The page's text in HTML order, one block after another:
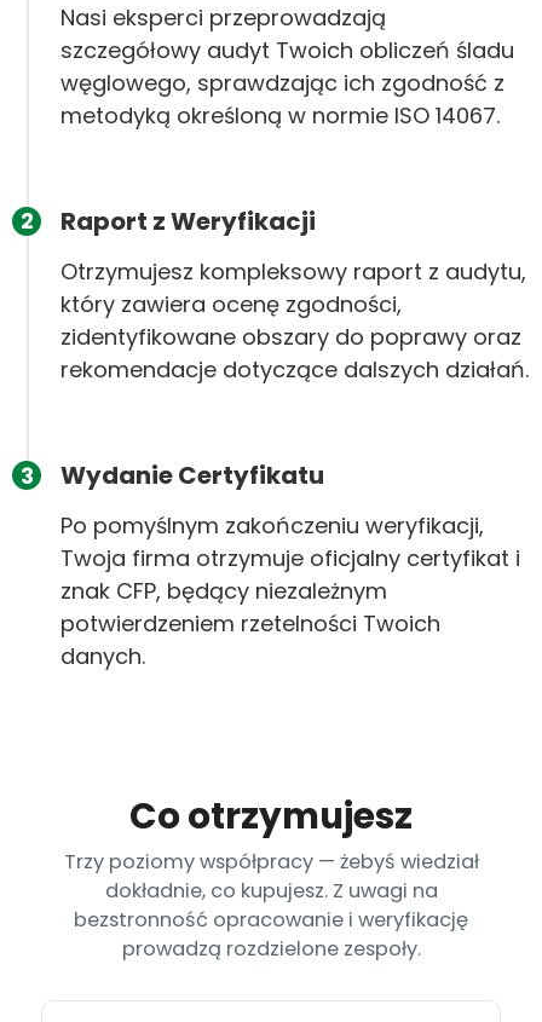
Nasi eksperci przeprowadzają
szczegółowy audyt Twoich obliczeń śladu
węglowego, sprawdzając ich zgodność z
metodyką określoną w normie ISO 14067.
2 Raport z Weryfikacji
Otrzymujesz kompleksowy raport z audytu,
który zawiera ocenę zgodności,
zidentyfikowane obszary do poprawy oraz
rekomendacje dotyczące dalszych działań.
3 Wydanie Certyfikatu
Po pomyślnym zakończeniu weryfikacji,
Twoja firma otrzymuje oficjalny certyfikat i
znak CFP, będący niezależnym
potwierdzeniem rzetelności Twoich
danych.
Co otrzymujesz
Trzy poziomy współpracy — żebyś wiedział
dokładnie, co kupujesz. Z uwagi na
bezstronność opracowanie i weryfikację
prowadzą rozdzielone zespoły.